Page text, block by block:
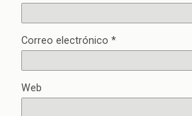
Correo electrónico *
Web